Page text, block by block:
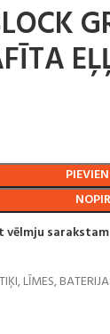
vēlmju sarakstam
LĪMES,